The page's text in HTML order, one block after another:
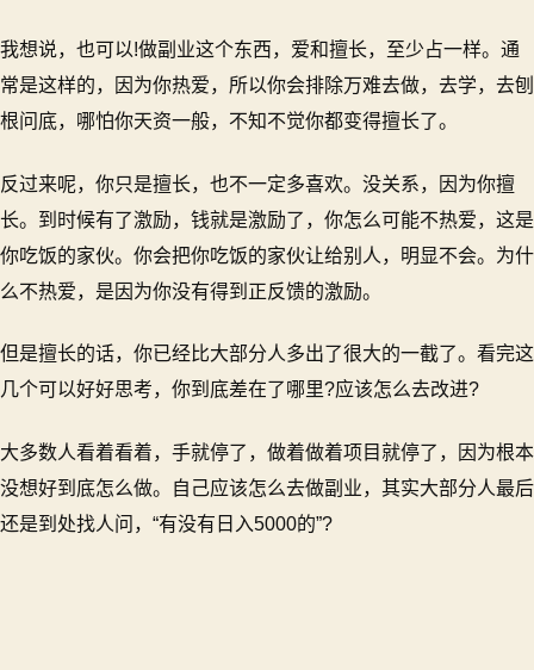
我想说，也可以!做副业这个东西，爱和擅长，至少占一样。通
常是这样的，因为你热爱，所以你会排除万难去做，去学，去刨
根问底，哪怕你天资一般，不知不觉你都变得擅长了。
反过来呢，你只是擅长，也不一定多喜欢。没关系，因为你擅
长。到时候有了激励，钱就是激励了，你怎么可能不热爱，这是
你吃饭的家伙。你会把你吃饭的家伙让给别人，明显不会。为什
么不热爱，是因为你没有得到正反馈的激励。
但是擅长的话，你已经比大部分人多出了很大的一截了。看完这
几个可以好好思考，你到底差在了哪里?应该怎么去改进?
大多数人看着看着，手就停了，做着做着项目就停了，因为根本
没想好到底怎么做。自己应该怎么去做副业，其实大部分人最后
还是到处找人问，“有没有日入5000的”?